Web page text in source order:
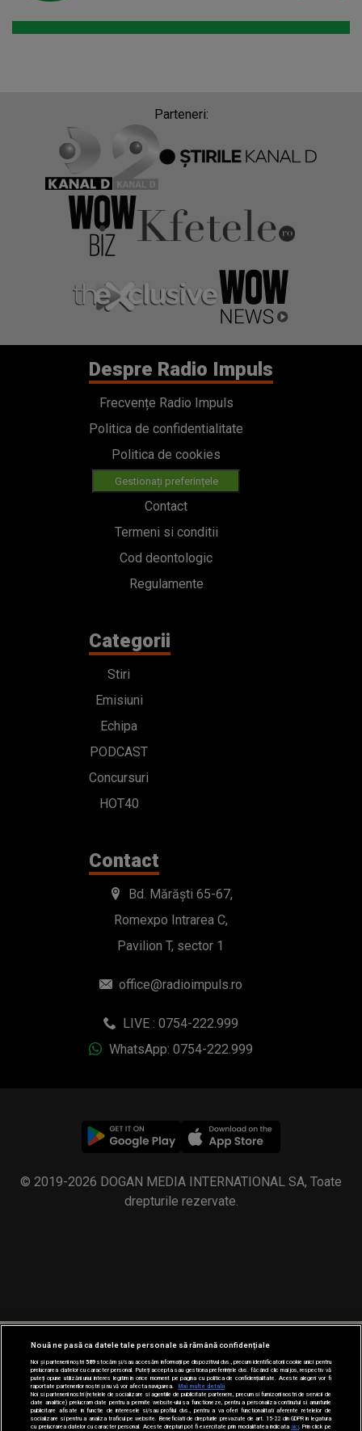
Parteneri:
Despre Radio Impuls
Frecvențe Radio Impuls
Politica de confidentialitate
Politica de cookies
Gestionați preferințele
Contact
Termeni si conditii
Cod deontologic
Regulamente
Categorii
Stiri
Emisiuni
Echipa
PODCAST
Concursuri
HOT40
Contact
Bd. Mărăști 65-67,
Romexpo Intrarea C,
Pavilion T, sector 1
office@radioimpuls.ro
LIVE : 0754-222.999
WhatsApp: 0754-222.999
© 2019-2026 DOGAN MEDIA INTERNATIONAL SA, Toate
drepturile rezervate.
Nouă ne pasă ca datele tale personale să rămână confidențiale
Noi și partenerii noștri589stocăm și/sau accesăm informații pe dispozitivul dvs., precum identificatorii cookie unici pentru
prelucrarea datelor cu caracter personal. Puteți accepta sau gestiona preferințele dvs. făcând clic mai jos, respectiv vă
puteți opune utilizării unui interes legitim în orice moment pe pagina cu politica de confidențialitate. Aceste alegeri vor fi
raportate partenerilor noștri și nu vă vor afecta navigarea.
Mai multe detalii
Noi si partenerii nostri (retelele de socializare si agentiile de publicitate partenere, precum si furnizorii nostri de servicii de
date analitice) prelucram date pentru a permite website-ului sa functioneze, pentru a personaliza continutul si anunturile
publicitare afisate in functie de interesele si/sau profilul dvs., pentru a va oferi functionalitati aferente retelelor de
socializare si pentru a analiza traficul pe website. Beneficiati de drepturile prevazute de art. 15-22 din GDPR in legatura
cu prelucrarea datelor cu caracter personal. Aceste drepturi pot fi exercitate prin modalitatea indicataaici . Prin click pe